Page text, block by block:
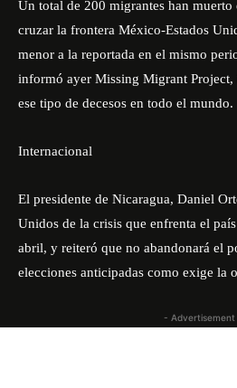
Un total de 200 migrantes han
cruzar la frontera México-Estados
menor a la reportada en el mismo
informó ayer Missing Migrant
ese tipo de decesos en todo el mundo.
Internacional
El presidente de Nicaragua, Daniel
Unidos de la crisis que enfrenta el
abril, y reiteró que no abandonará el
elecciones anticipadas como exige la
- Advertisement